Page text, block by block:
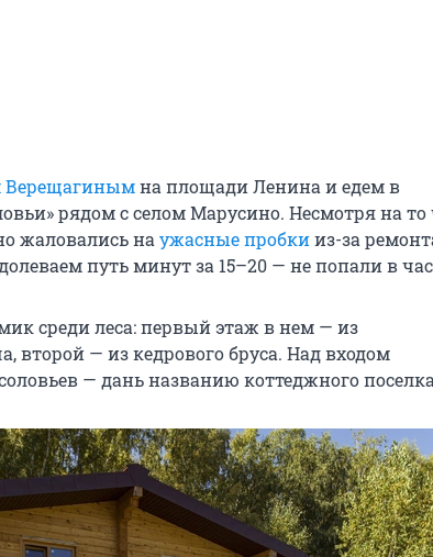
на площади Ленина и едем в
рядом с селом Марусино. Несмотря на то
жаловались на ужасные пробкииз-за
путь минут за 15–20 — не попали в
среди леса: первый этаж в нем — из
второй — из кедрового бруса. Над входом
— дань названию коттеджного